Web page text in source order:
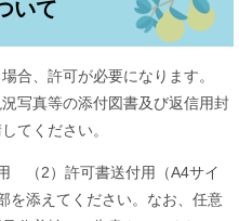
いて
合、許可が必要になります。
写真等の添付図書及び返信用封
てください。
（2）許可書送付用（A4サイ
を添えてください。なお、任意